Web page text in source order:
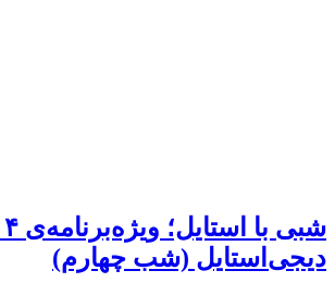
دیجی‌استایل (شب چهارم)